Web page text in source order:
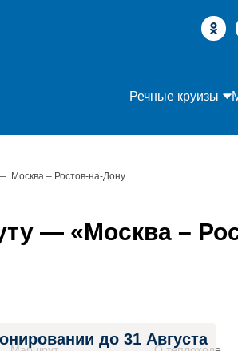
Речные круизы
Москва – Ростов-на-Дону
— «Москва –
до 31 Августа